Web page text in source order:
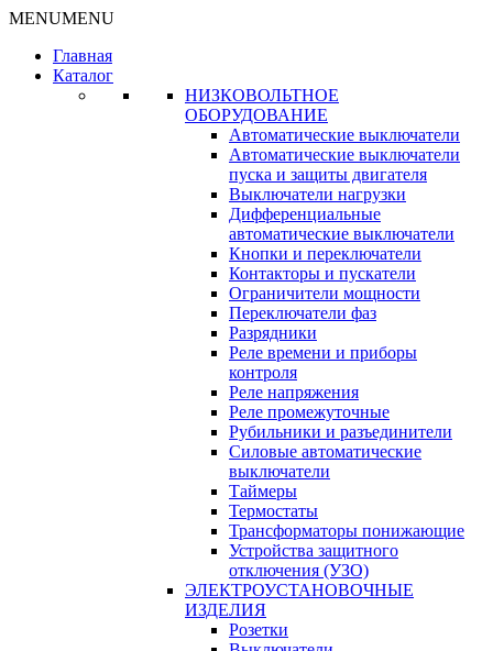
MENUMENU
Главная
Каталог
НИЗКОВОЛЬТНОЕ
ОБОРУДОВАНИЕ
Автоматические выключатели
Автоматические выключатели
пуска и защиты двигателя
Выключатели нагрузки
Дифференциальные
автоматические выключатели
Кнопки и переключатели
Контакторы и пускатели
Ограничители мощности
Переключатели фаз
Разрядники
Реле времени и приборы
контроля
Реле напряжения
Реле промежуточные
Рубильники и разъединители
Силовые автоматические
выключатели
Таймеры
Термостаты
Трансформаторы понижающие
Устройства защитного
отключения (УЗО)
ЭЛЕКТРОУСТАНОВОЧНЫЕ
ИЗДЕЛИЯ
Розетки